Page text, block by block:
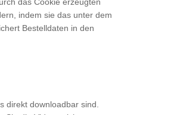
indem sie das unter dem
Bestelldaten in den
direkt downloadbar sind.